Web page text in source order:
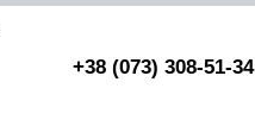
+38 (073) 308-51-34